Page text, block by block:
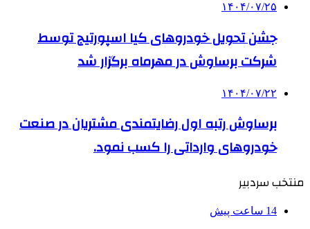
۱۴۰۴/۰۷/۲۵
جشن تحویل خودروهای کیا اسپورتیج توسط
شرکت برساوش در مهرماه برگزار شد
۱۴۰۴/۰۷/۲۲
برساوش رتبه اول رضایتمندی مشتریان در صنعت
خودروهای وارداتی را کسب نمود.
منتخب سردبیر
14 ساعت پیش